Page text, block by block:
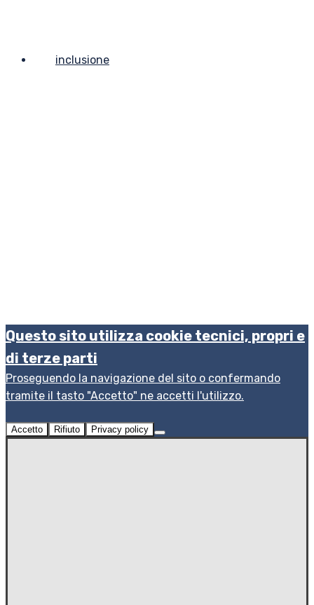
inclusione
Questo sito utilizza cookie tecnici, propri e
di terze parti
Proseguendo la navigazione del sito o confermando
tramite il tasto "Accetto" ne accetti l'utilizzo.
Accetto Rifiuto Privacy policy